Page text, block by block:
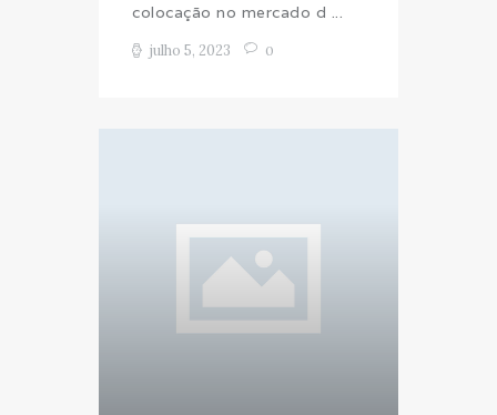
colocação no mercado d ...
julho 5, 2023 0